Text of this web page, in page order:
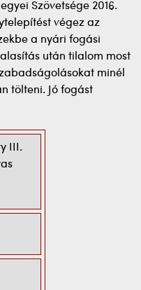
Szövetsége 2016.
végez az
a nyári fogási
után tilalom most
minél
tölteni. Jó fogást
III.